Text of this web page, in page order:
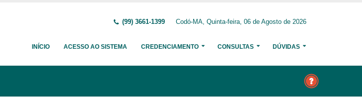
(99) 3661-1399 Codó-MA, Quinta-feira, 06 de Agosto de 2026
INÍCIO ACESSO AO SISTEMA CREDENCIAMENTO CONSULTAS DÚVIDAS